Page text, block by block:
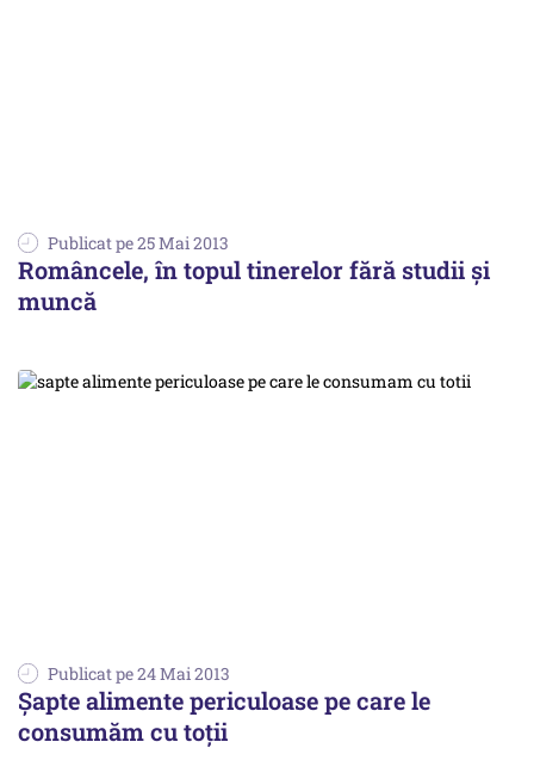
Publicat pe 25 Mai 2013
Româncele, în topul tinerelor fără studii și
muncă
Publicat pe 24 Mai 2013
Șapte alimente periculoase pe care le
consumăm cu toții